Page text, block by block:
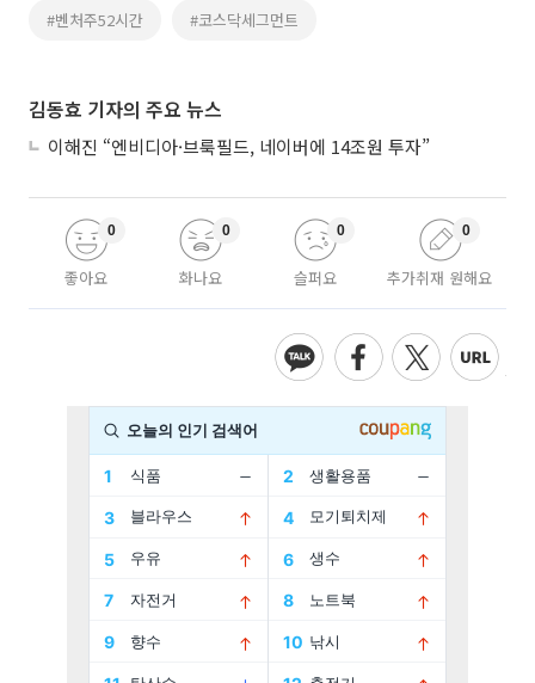
#벤처주52시간 #코스닥세그먼트
김동효 기자의 주요 뉴스
이해진 “엔비디아·브룩필드, 네이버에 14조원 투자”
좋아요
0
화나요
0
슬퍼요
0
추가취재 원해요
0